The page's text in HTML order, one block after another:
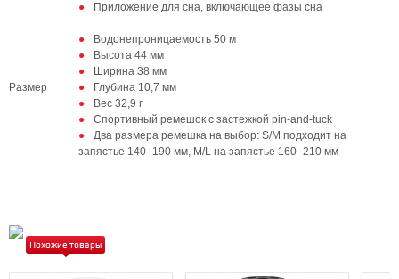
Приложение для сна, включающее фазы сна
Размер
Водонепроницаемость 50 м
Высота 44 мм
Ширина 38 мм
Глубина 10,7 мм
Вес 32,9 г
Спортивный ремешок с застежкой pin-and-tuck
Два размера ремешка на выбор: S/M подходит на
запястье 140–190 мм, M/L на запястье 160–210 мм
Похожие товары